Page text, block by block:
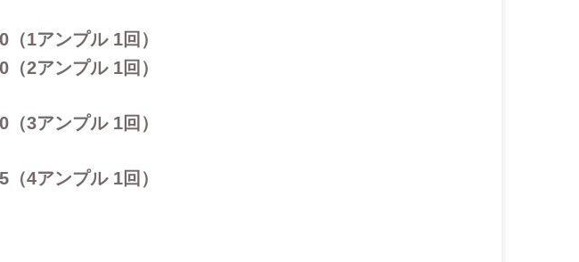
（1アンプル 1回）
（2アンプル 1回）
（3アンプル 1回）
（4アンプル 1回）